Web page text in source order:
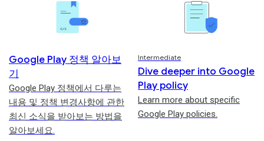
Google Play 정책 알아보
기
Google Play 정책에서 다루는
내용 및 정책 변경사항에 관한
최신 소식을 받아보는 방법을
알아보세요.
Dive deeper into Google
Play policy
Learn more about specific
Google Play policies.
Intermediate